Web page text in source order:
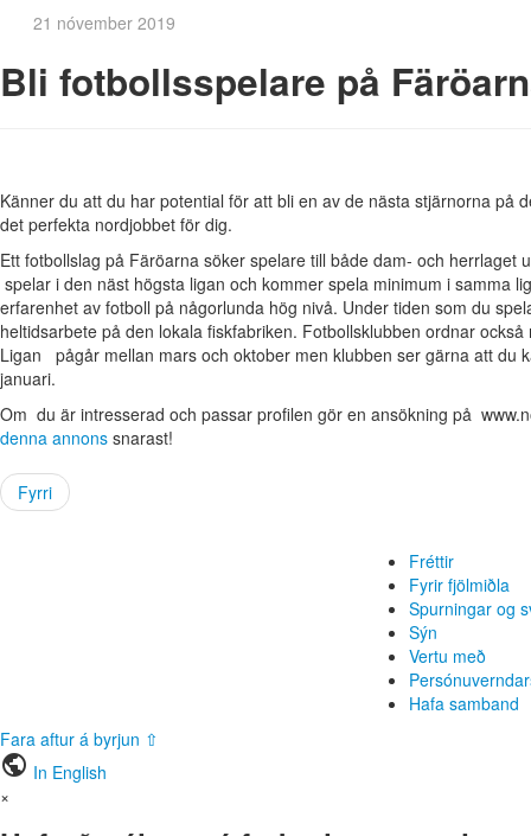
21 nóvember 2019
Bli fotbollsspelare på
Känner du att du har potential för att bli en av de nästa stjärnorna på
det perfekta nordjobbet för dig.
Ett fotbollslag på Färöarna söker spelare till både dam- och
spelar i den näst högsta ligan och kommer spela minimum i samma
erfarenhet av fotboll på någorlunda hög nivå. Under tiden som du
heltidsarbete på den lokala fiskfabriken. Fotbollsklubben ordnar
Ligan pågår mellan mars och oktober men klubben ser gärna att du
januari.
Om du är intresserad och passar profilen gör en ansökning på
denna annons snarast!
Fyrri
Fréttir
Fyrir fjölmiðla
Spurningar og
Sýn
Vertu með
Hafa samband
Fara aftur á byrjun ⇧
public In English
×